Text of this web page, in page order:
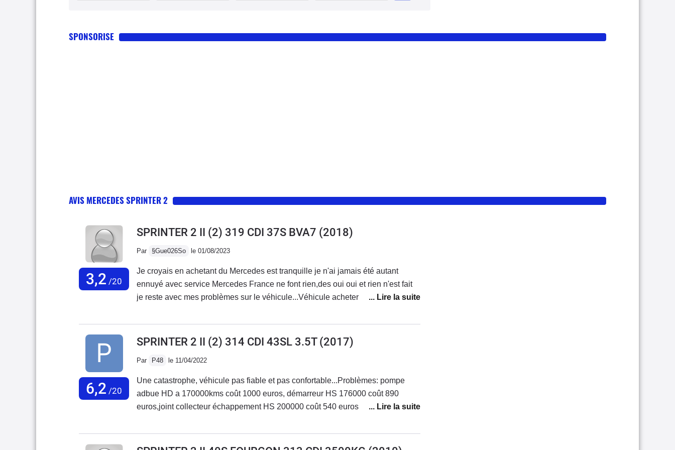
SPONSORISE
AVIS MERCEDES SPRINTER 2
3,2 /20
SPRINTER 2 II (2) 319 CDI 37S BVA7 (2018)
Par §Gue026So le 01/08/2023
Je croyais en achetant du Mercedes est tranquille je n'ai jamais été autant
ennuyé avec service Mercedes France ne font rien,des oui oui et rien n'est fait
je reste avec mes problèmes sur le véhicule...Véhicule acheter neuf de 3 mois
gauche se ferme mal, code et phare ne marche plus, capot moteur mal fixé
obligé de changer le charnière, direction assistée très dur inconduisible,
consommation 17 litres au 100 km en conduisant très doux.Véhicule ne justifie
pas son prix excessif.,J'ai eu de nombreux véhicules et de marque différentes
qui était fiable et une assistance qui vous tenez au courant.Très déçu je veux
m'en débarrasser au plus vite. Car Mercedes ne résout pas les problèmes de
ces véhicules.J'ai rencontré d'autres utilisateurs très mécontent de Mercedes il
6,2 /20
SPRINTER 2 II (2) 314 CDI 43SL 3.5T(2017)
Par P48 le 11/04/2022
Une catastrophe, véhicule pas fiable et pas confortable...Problèmes: pompe
adbue HD a 170000kms coût 1000 euros, démarreur HS 176000 coût 890
euros,joint collecteur échappement HS 200000 coût 540 euros.Actuellement
de rouille le véhicule a 278000 kms et cela devient préoccupant.